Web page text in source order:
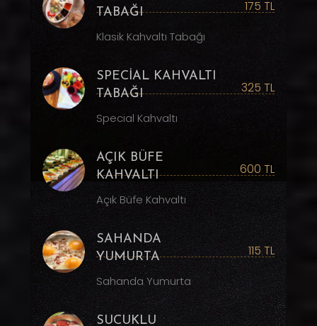
TABAĞI
175 TL
Klasik Kahvaltı Tabağı
SPECİAL KAHVALTI
TABAĞI
325 TL
Special Kahvaltı
AÇIK BÜFE
KAHVALTI
600 TL
Açık Büfe Kahvaltı
SAHANDA
YUMURTA
115 TL
Sahanda Yumurta
SUCUKLU